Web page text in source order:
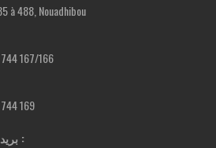
à 488, Nouadhibou
167/166
169
بريد إلكتروني :